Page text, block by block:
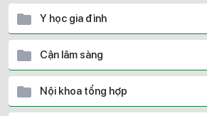
Y học gia đình
Cận lâm sàng
Nội khoa tổng hợp